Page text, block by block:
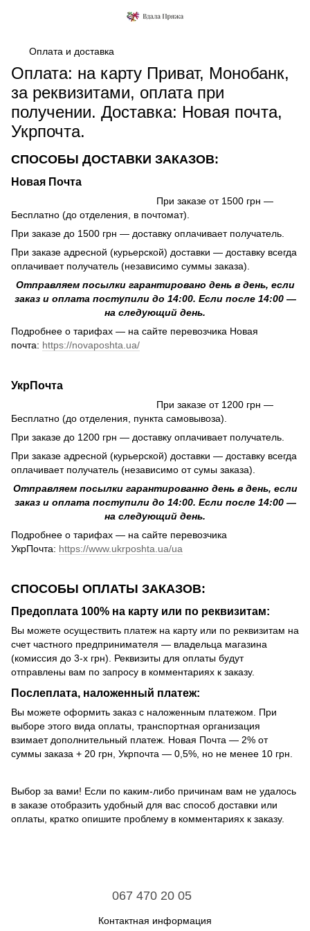
Оплата и доставка
Оплата: на карту Приват, Монобанк,
за реквизитами, оплата при
получении. Доставка: Новая почта,
Укрпочта.
СПОСОБЫ ДОСТАВКИ ЗАКАЗОВ:
Новая Почта
При заказе от 1500 грн —
Бесплатно (до отделения, в почтомат).
При заказе до 1500 грн — доставку оплачивает получатель.
При заказе адресной (курьерской) доставки — доставку всегда
оплачивает получатель (независимо суммы заказа).
Отправляем посылки гарантировано день в день, если
заказ и оплата поступили до 14:00. Если после 14:00 —
на следующий день.
Подробнее о тарифах — на сайте перевозчика Новая
почта: https://novaposhta.ua/
УкрПочта
При заказе от 1200 грн —
Бесплатно (до отделения, пункта самовывоза).
При заказе до 1200 грн — доставку оплачивает получатель.
При заказе адресной (курьерской) доставки — доставку всегда
оплачивает получатель (независимо от сумы заказа).
Отправляем посылки гарантированно день в день, если
заказ и оплата поступили до 14:00. Если после 14:00 —
на следующий день.
Подробнее о тарифах — на сайте перевозчика
УкрПочта: https://www.ukrposhta.ua/ua
СПОСОБЫ ОПЛАТЫ ЗАКАЗОВ:
Предоплата 100% на карту или по реквизитам:
Вы можете осуществить платеж на карту или по реквизитам на
счет частного предпринимателя — владельца магазина
(комиссия до 3-х грн). Реквизиты для оплаты будут
отправлены вам по запросу в комментариях к заказу.
Послеплата, наложенный платеж:
Вы можете оформить заказ с наложенным платежом. При
выборе этого вида оплаты, транспортная организация
взимает дополнительный платеж. Новая Почта — 2% от
суммы заказа + 20 грн, Укрпочта — 0,5%, но не менее 10 грн.
Выбор за вами! Если по каким-либо причинам вам не удалось
в заказе отобразить удобный для вас способ доставки или
оплаты, кратко опишите проблему в комментариях к заказу.
067 470 20 05
Контактная информация